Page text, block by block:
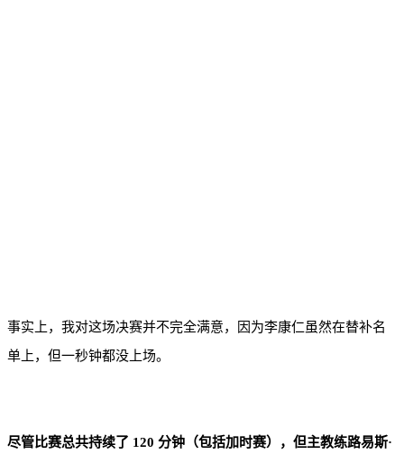
事实上，我对这场决赛并不完全满意，因为李康仁虽然在替补名
单上，但一秒钟都没上场。
尽管比赛总共持续了 120 分钟（包括加时赛），但主教练路易斯·